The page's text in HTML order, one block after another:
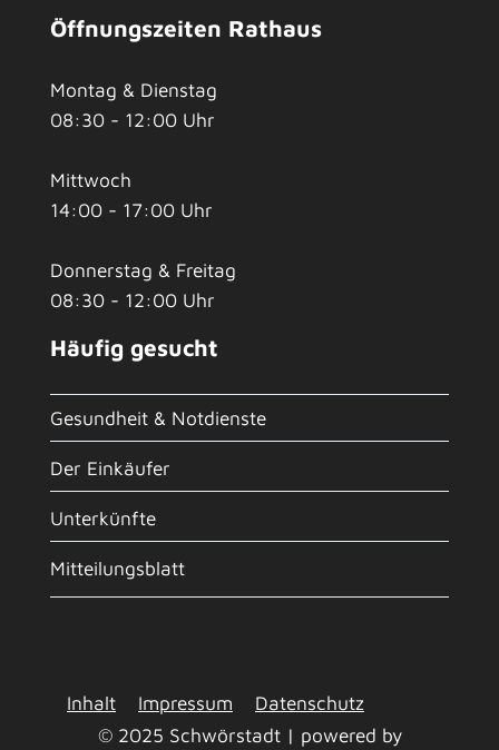
Öffnungszeiten Rathaus
Montag & Dienstag
08:30 - 12:00 Uhr
Mittwoch
14:00 - 17:00 Uhr
Donnerstag & Freitag
08:30 - 12:00 Uhr
Häufig gesucht
Gesundheit & Notdienste
Der Einkäufer
Unterkünfte
Mitteilungsblatt
Inhalt Impressum
Datenschutz
© 2025 Schwörstadt | powered by